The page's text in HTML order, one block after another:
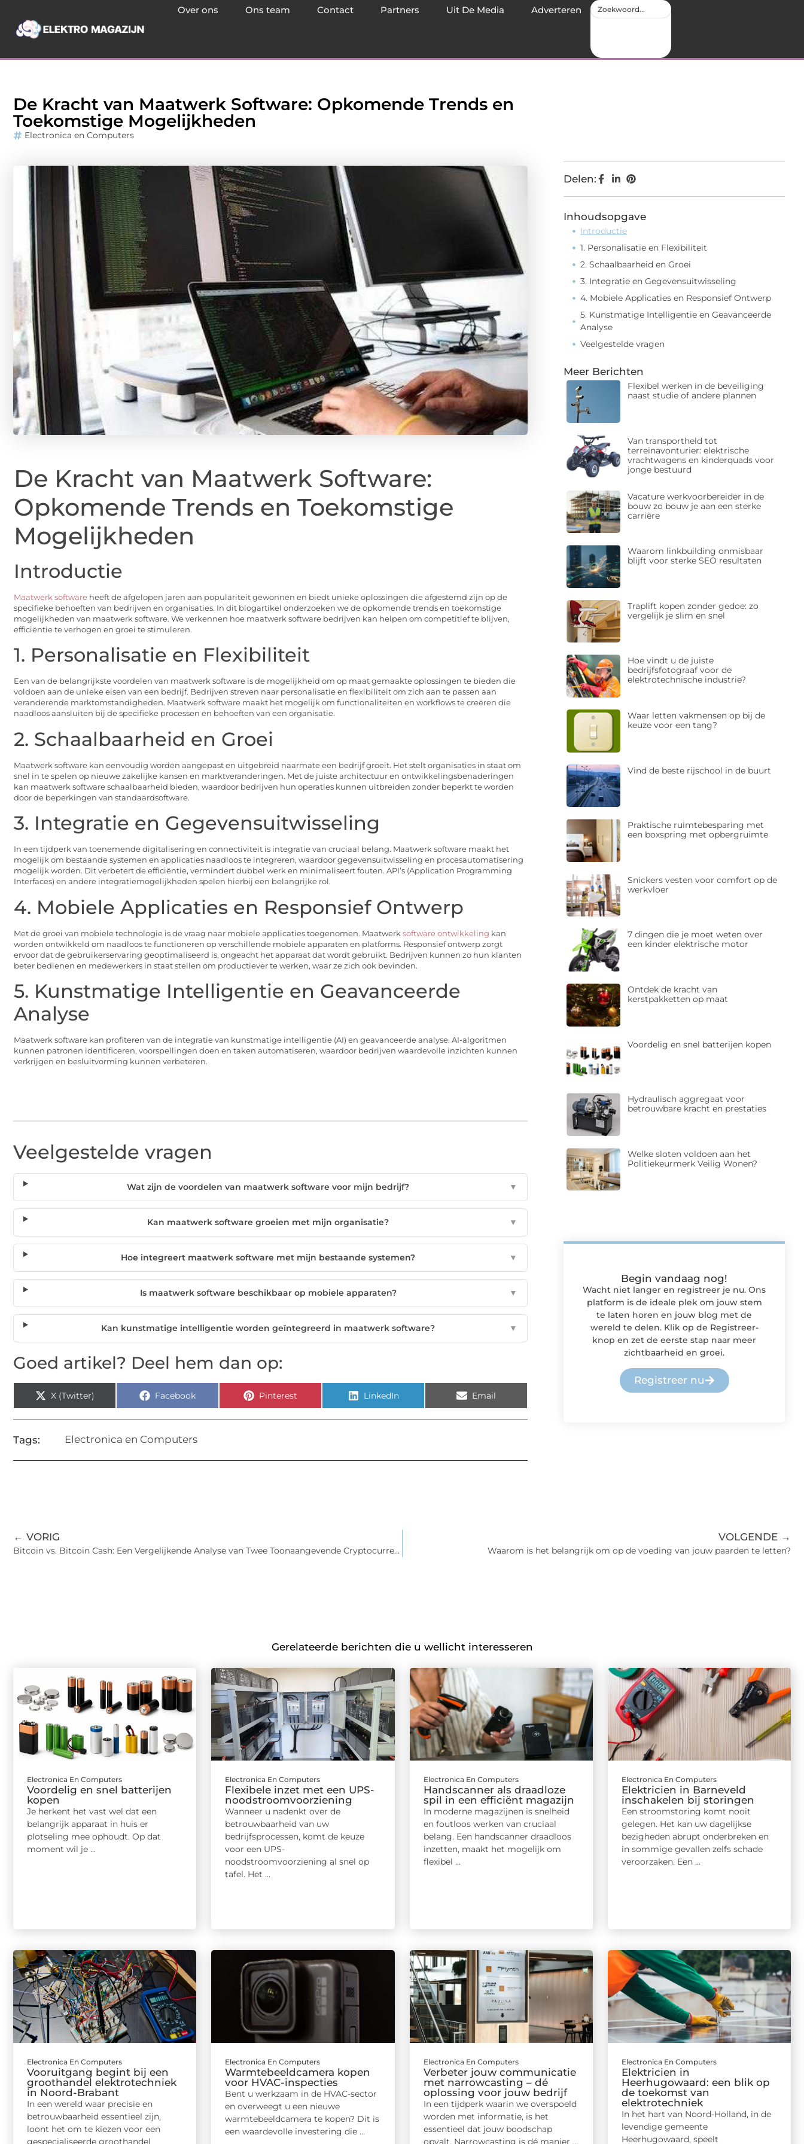
Over ons Ons team Contact Partners Uit De Media Adverteren
De Kracht van Maatwerk Software: Opkomende Trends en
Toekomstige Mogelijkheden
Electronica en Computers
De Kracht van Maatwerk Software:
Opkomende Trends en Toekomstige
Mogelijkheden
Introductie
Maatwerk software heeft de afgelopen jaren aan populariteit gewonnen en biedt unieke oplossingen die afgestemd zijn op de
specifieke behoeften van bedrijven en organisaties. In dit blogartikel onderzoeken we de opkomende trends en toekomstige
mogelijkheden van maatwerk software. We verkennen hoe maatwerk software bedrijven kan helpen om competitief te blijven,
efficiëntie te verhogen en groei te stimuleren.
1. Personalisatie en Flexibiliteit
Een van de belangrijkste voordelen van maatwerk software is de mogelijkheid om op maat gemaakte oplossingen te bieden die
voldoen aan de unieke eisen van een bedrijf. Bedrijven streven naar personalisatie en flexibiliteit om zich aan te passen aan
veranderende marktomstandigheden. Maatwerk software maakt het mogelijk om functionaliteiten en workflows te creëren die
naadloos aansluiten bij de specifieke processen en behoeften van een organisatie.
2. Schaalbaarheid en Groei
Maatwerk software kan eenvoudig worden aangepast en uitgebreid naarmate een bedrijf groeit. Het stelt organisaties in staat om
snel in te spelen op nieuwe zakelijke kansen en marktveranderingen. Met de juiste architectuur en ontwikkelingsbenaderingen
kan maatwerk software schaalbaarheid bieden, waardoor bedrijven hun operaties kunnen uitbreiden zonder beperkt te worden
door de beperkingen van standaardsoftware.
3. Integratie en Gegevensuitwisseling
In een tijdperk van toenemende digitalisering en connectiviteit is integratie van cruciaal belang. Maatwerk software maakt het
mogelijk om bestaande systemen en applicaties naadloos te integreren, waardoor gegevensuitwisseling en procesautomatisering
mogelijk worden. Dit verbetert de efficiëntie, vermindert dubbel werk en minimaliseert fouten. API’s (Application Programming
Interfaces) en andere integratiemogelijkheden spelen hierbij een belangrijke rol.
4. Mobiele Applicaties en Responsief Ontwerp
Met de groei van mobiele technologie is de vraag naar mobiele applicaties toegenomen. Maatwerk software ontwikkeling kan
worden ontwikkeld om naadloos te functioneren op verschillende mobiele apparaten en platforms. Responsief ontwerp zorgt
ervoor dat de gebruikerservaring geoptimaliseerd is, ongeacht het apparaat dat wordt gebruikt. Bedrijven kunnen zo hun klanten
beter bedienen en medewerkers in staat stellen om productiever te werken, waar ze zich ook bevinden.
5. Kunstmatige Intelligentie en Geavanceerde
Analyse
Maatwerk software kan profiteren van de integratie van kunstmatige intelligentie (AI) en geavanceerde analyse. AI-algoritmen
kunnen patronen identificeren, voorspellingen doen en taken automatiseren, waardoor bedrijven waardevolle inzichten kunnen
verkrijgen en besluitvorming kunnen verbeteren.
Veelgestelde vragen
Wat zijn de voordelen van maatwerk software voor mijn bedrijf? ▼
Kan maatwerk software groeien met mijn organisatie? ▼
Hoe integreert maatwerk software met mijn bestaande systemen? ▼
Is maatwerk software beschikbaar op mobiele apparaten? ▼
Kan kunstmatige intelligentie worden geïntegreerd in maatwerk software? ▼
Goed artikel? Deel hem dan op:
X (Twitter) Facebook Pinterest LinkedIn Email
Tags: Electronica en Computers
Delen:
Inhoudsopgave
Introductie
1. Personalisatie en Flexibiliteit
2. Schaalbaarheid en Groei
3. Integratie en Gegevensuitwisseling
4. Mobiele Applicaties en Responsief Ontwerp
5. Kunstmatige Intelligentie en Geavanceerde
Analyse
Veelgestelde vragen
Meer Berichten
Flexibel werken in de beveiliging
naast studie of andere plannen
Van transportheld tot
terreinavonturier: elektrische
vrachtwagens en kinderquads voor
jonge bestuurd
Vacature werkvoorbereider in de
bouw zo bouw je aan een sterke
carrière
Waarom linkbuilding onmisbaar
blijft voor sterke SEO resultaten
Traplift kopen zonder gedoe: zo
vergelijk je slim en snel
Hoe vindt u de juiste
bedrijfsfotograaf voor de
elektrotechnische industrie?
Waar letten vakmensen op bij de
keuze voor een tang?
Vind de beste rijschool in de buurt
Praktische ruimtebesparing met
een boxspring met opbergruimte
Snickers vesten voor comfort op de
werkvloer
7 dingen die je moet weten over
een kinder elektrische motor
Ontdek de kracht van
kerstpakketten op maat
Voordelig en snel batterijen kopen
Hydraulisch aggregaat voor
betrouwbare kracht en prestaties
Welke sloten voldoen aan het
Politiekeurmerk Veilig Wonen?
Begin vandaag nog!
Wacht niet langer en registreer je nu. Ons
platform is de ideale plek om jouw stem
te laten horen en jouw blog met de
wereld te delen. Klik op de Registreer-
knop en zet de eerste stap naar meer
zichtbaarheid en groei.
Registreer nu
← VORIG
Bitcoin vs. Bitcoin Cash: Een Vergelijkende Analyse van Twee Toonaangevende Cryptocurrencies
VOLGENDE →
Waarom is het belangrijk om op de voeding van jouw paarden te letten?
Gerelateerde berichten die u wellicht interesseren
Electronica En Computers
Voordelig en snel batterijen
kopen
Je herkent het vast wel dat een
belangrijk apparaat in huis er
plotseling mee ophoudt. Op dat
moment wil je ...
Electronica En Computers
Flexibele inzet met een UPS-
noodstroomvoorziening
Wanneer u nadenkt over de
betrouwbaarheid van uw
bedrijfsprocessen, komt de keuze
voor een UPS-
noodstroomvoorziening al snel op
tafel. Het ...
Electronica En Computers
Handscanner als draadloze
spil in een efficiënt magazijn
In moderne magazijnen is snelheid
en foutloos werken van cruciaal
belang. Een handscanner draadloos
inzetten, maakt het mogelijk om
flexibel ...
Electronica En Computers
Elektricien in Barneveld
inschakelen bij storingen
Een stroomstoring komt nooit
gelegen. Het kan uw dagelijkse
bezigheden abrupt onderbreken en
in sommige gevallen zelfs schade
veroorzaken. Een ...
Electronica En Computers
Vooruitgang begint bij een
groothandel elektrotechniek
in Noord-Brabant
In een wereld waar precisie en
betrouwbaarheid essentieel zijn,
loont het om te kiezen voor een
gespecialiseerde groothandel
Electronica En Computers
Warmtebeeldcamera kopen
voor HVAC-inspecties
Bent u werkzaam in de HVAC-sector
en overweegt u een nieuwe
warmtebeeldcamera te kopen? Dit is
een waardevolle investering die ...
Electronica En Computers
Verbeter jouw communicatie
met narrowcasting – dé
oplossing voor jouw bedrijf
In een tijdperk waarin we overspoeld
worden met informatie, is het
essentieel dat jouw boodschap
opvalt. Narrowcasting is dé manier ...
Electronica En Computers
Elektricien in
Heerhugowaard: een blik op
de toekomst van
elektrotechniek
In het hart van Noord-Holland, in de
levendige gemeente
Heerhugowaard, speelt